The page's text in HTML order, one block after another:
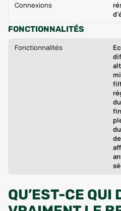
Connexions
FONCTIONNALITÉS
Fonctionnalités
QU’EST-CE QUI